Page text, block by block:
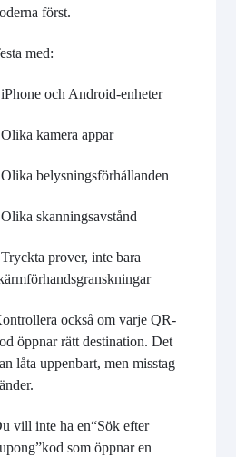
först.
med:
iPhone och Android-enheter
Olika kamera appar
Olika belysningsförhållanden
Olika skanningsavstånd
Tryckta prover, inte bara
också om varje QR-
öppnar rätt destination. Det
låta uppenbart, men misstag
vill inte ha en“Sök efter
”kod som öppnar en